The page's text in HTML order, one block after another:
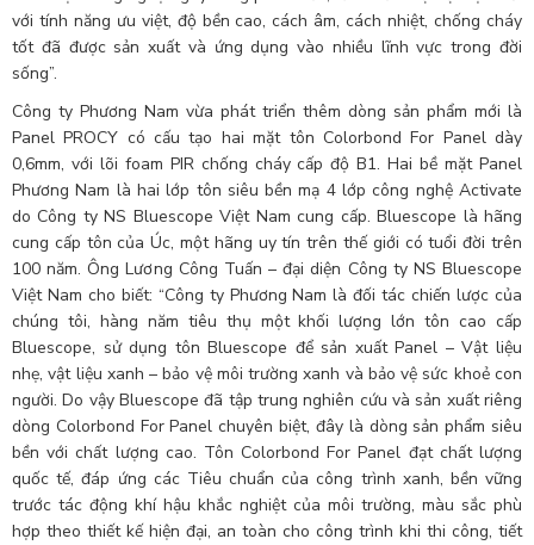
với tính năng ưu việt, độ bền cao, cách âm, cách nhiệt, chống cháy
tốt đã được sản xuất và ứng dụng vào nhiều lĩnh vực trong đời
sống”.
Công ty Phương Nam vừa phát triển thêm dòng sản phẩm mới là
Panel PROCY có cấu tạo hai mặt tôn Colorbond For Panel dày
0,6mm, với lõi foam PIR chống cháy cấp độ B1. Hai bề mặt Panel
Phương Nam là hai lớp tôn siêu bền mạ 4 lớp công nghệ Activate
do Công ty NS Bluescope Việt Nam cung cấp. Bluescope là hãng
cung cấp tôn của Úc, một hãng uy tín trên thế giới có tuổi đời trên
100 năm. Ông Lương Công Tuấn – đại diện Công ty NS Bluescope
Việt Nam cho biết: “Công ty Phương Nam là đối tác chiến lược của
chúng tôi, hàng năm tiêu thụ một khối lượng lớn tôn cao cấp
Bluescope, sử dụng tôn Bluescope để sản xuất Panel – Vật liệu
nhẹ, vật liệu xanh – bảo vệ môi trường xanh và bảo vệ sức khoẻ con
người. Do vậy Bluescope đã tập trung nghiên cứu và sản xuất riêng
dòng Colorbond For Panel chuyên biệt, đây là dòng sản phẩm siêu
bền với chất lượng cao. Tôn Colorbond For Panel đạt chất lượng
quốc tế, đáp ứng các Tiêu chuẩn của công trình xanh, bền vững
trước tác động khí hậu khắc nghiệt của môi trường, màu sắc phù
hợp theo thiết kế hiện đại, an toàn cho công trình khi thi công, tiết